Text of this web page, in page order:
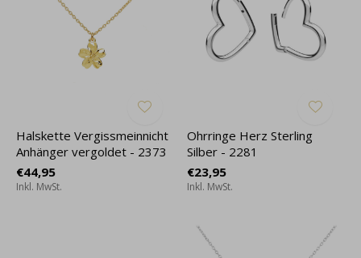
Halskette Vergissmeinnicht
Anhänger vergoldet - 2373
€44,95
Inkl. MwSt.
Ohrringe Herz Sterling
Silber - 2281
€23,95
Inkl. MwSt.